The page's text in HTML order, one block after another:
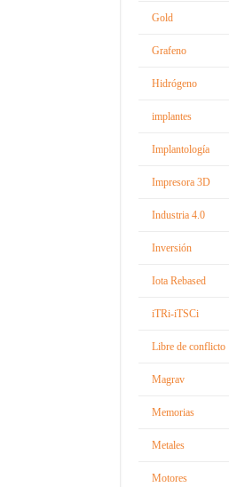
Gold
Grafeno
Hidrógeno
implantes
Implantología
Impresora 3D
Industria 4.0
Inversión
Iota Rebased
iTRi-iTSCi
Libre de conflicto
Magrav
Memorias
Metales
Motores